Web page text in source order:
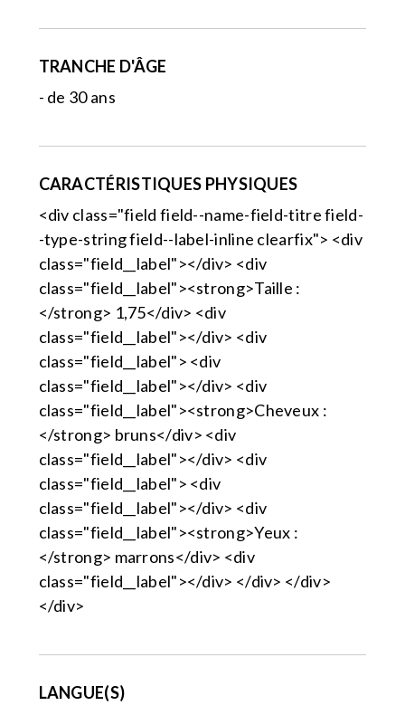
TRANCHE D'ÂGE
- de 30 ans
CARACTÉRISTIQUES PHYSIQUES
<div class="field field--name-field-titre field-
-type-string field--label-inline clearfix"> <div
class="field__label"></div> <div
class="field__label"><strong>Taille :
</strong> 1,75</div> <div
class="field__label"></div> <div
class="field__label"> <div
class="field__label"></div> <div
class="field__label"><strong>Cheveux :
</strong> bruns</div> <div
class="field__label"></div> <div
class="field__label"> <div
class="field__label"></div> <div
class="field__label"><strong>Yeux :
</strong> marrons</div> <div
class="field__label"></div> </div> </div>
</div>
LANGUE(S)